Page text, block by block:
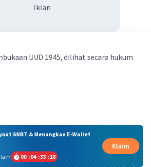
Iklan
UUD 1945, dilihat secara hukum
SNBT & Menangkan E-Wallet
00 :04 :33 :17
Klaim